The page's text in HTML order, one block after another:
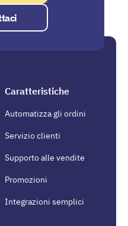
Caratteristiche
Automatizza gli ordini
Servizio clienti
Supporto alle vendite
Promozioni
Integrazioni semplici